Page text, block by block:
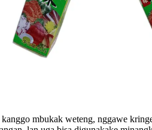
mbukak weteng, nggawe